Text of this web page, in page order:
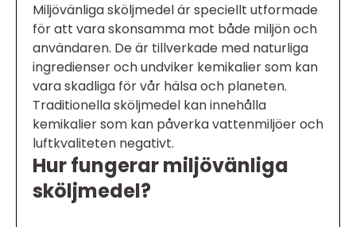
Miljövänliga sköljmedel är speciellt utformade
för att vara skonsamma mot både miljön och
användaren. De är tillverkade med naturliga
ingredienser och undviker kemikalier som kan
vara skadliga för vår hälsa och planeten.
Traditionella sköljmedel kan innehålla
kemikalier som kan påverka vattenmiljöer och
luftkvaliteten negativt.
Hur fungerar miljövänliga
sköljmedel?